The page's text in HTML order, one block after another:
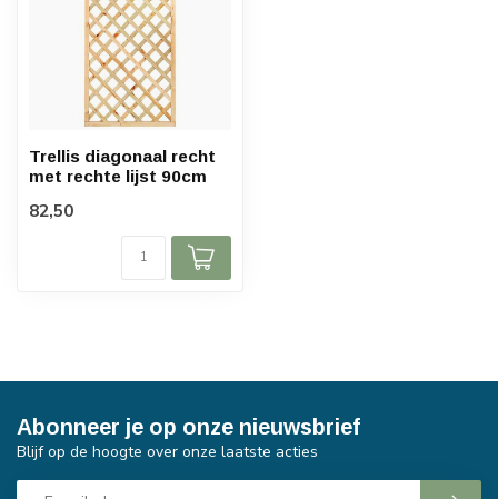
Trellis diagonaal recht
met rechte lijst 90cm
82,50
Abonneer je op onze nieuwsbrief
Blijf op de hoogte over onze laatste acties